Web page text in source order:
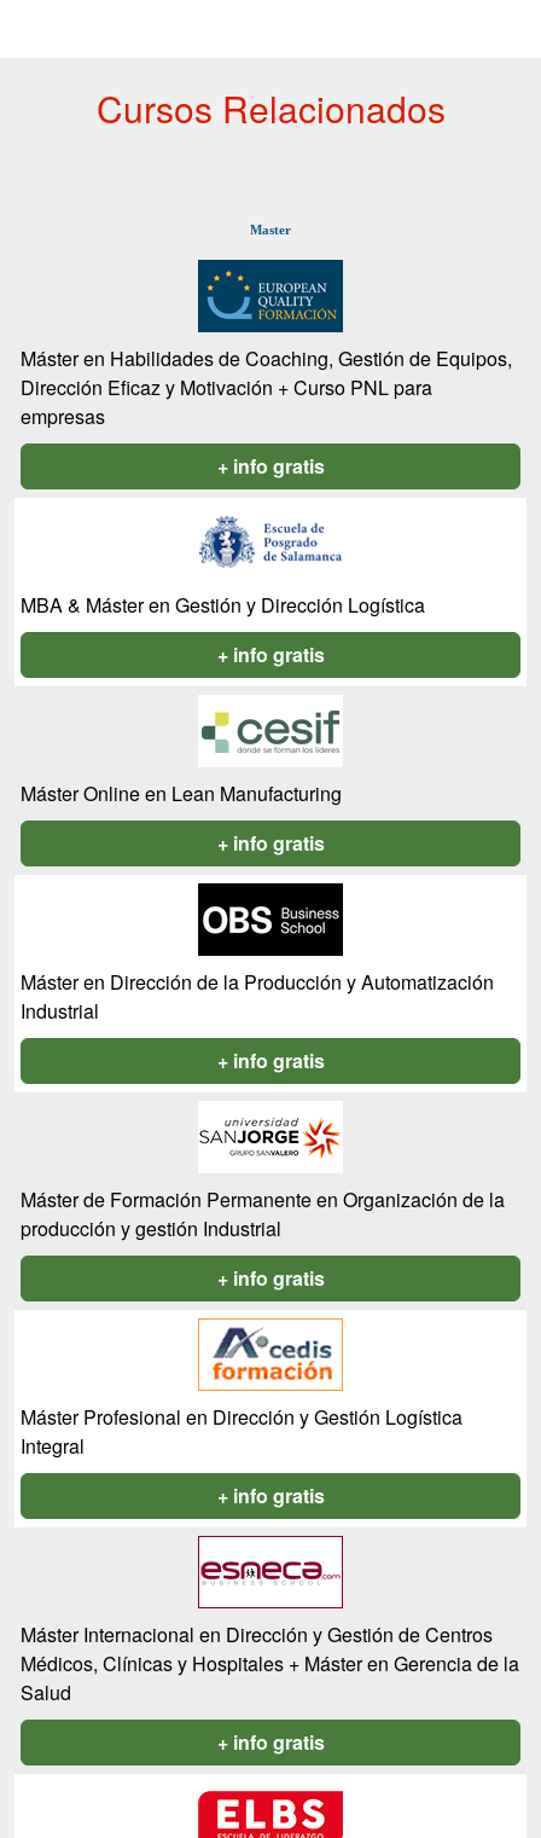
Cursos Relacionados
Master
Máster en Habilidades de Coaching, Gestión de Equipos,
Dirección Eficaz y Motivación + Curso PNL para
empresas
+ info gratis
MBA & Máster en Gestión y Dirección Logística
+ info gratis
Máster Online en Lean Manufacturing
+ info gratis
Máster en Dirección de la Producción y Automatización
Industrial
+ info gratis
Máster de Formación Permanente en Organización de la
producción y gestión Industrial
+ info gratis
Máster Profesional en Dirección y Gestión Logística
Integral
+ info gratis
Máster Internacional en Dirección y Gestión de Centros
Médicos, Clínicas y Hospitales + Máster en Gerencia de la
Salud
+ info gratis